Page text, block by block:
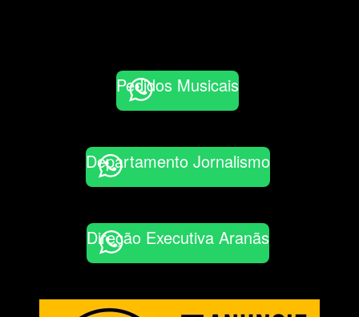
Pedidos Musicais
Departamento Jornalismo
Direção Executiva Aranãs